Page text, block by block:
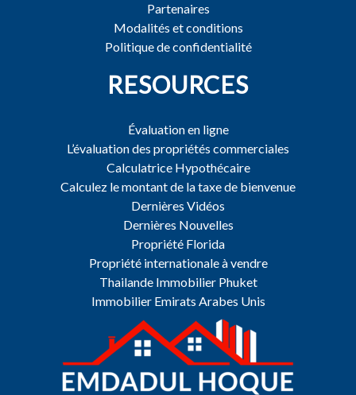
Partenaires
Modalités et conditions
Politique de confidentialité
RESOURCES
Évaluation en ligne
L’évaluation des propriétés commerciales
Calculatrice Hypothécaire
Calculez le montant de la taxe de bienvenue
Dernières Vidéos
Dernières Nouvelles
Propriété Florida
Propriété internationale à vendre
Thailande Immobilier Phuket
Immobilier Emirats Arabes Unis